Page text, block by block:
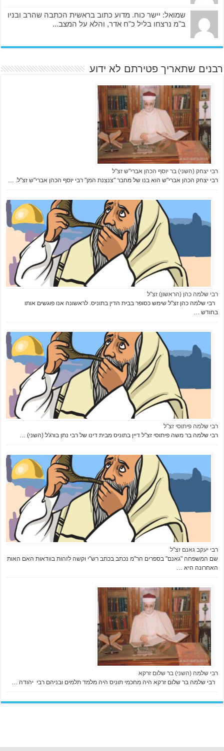
שמואל: יישר כוח. מדוע כתוב בראשית הכתבה שהרב ובניו
ב"מ נרצחו בליל כ"ח אדר, והלא על המצב...
רבנים שתאריך פטירתם לא ידוע
רבי יצחק (השני) בר יוסף הכהן אברי"ש זצ"ל
רבי יצחק הכהן אברי"ש הוא בנו של מחבר "צנצנת המן" רבי יוסף הכהן אברי"ש זצ"ל. …
רבי שלמה כהן (הראשון) זצ"ל
רבי שלמה כהן זצ"ל שימש כסופר בבית הדין בתוניס. לראשונה אנו פוגשים אותו
בחודש …
רבי שלמה פיתוסי זצ"ל
רבי שלמה בר משה פיתוסי זצ"ל דיין בתוניס מבית דינו של רבי נתן בורג'ל (השני) …
רבי יעקב גאנם זצ"ל
שם המשפחה "גאנם" בספרים הר"מ נכתב בכתב רש"י וקשה לזהות בוודאות האם האות
האחרונה היא …
רבי שלמה (השני) בר שלום זרקא
רבי שלמה בר שלום זרקא היה מחכמי תוניס היה מלמד תלמים ובניהם רבי יהודה …